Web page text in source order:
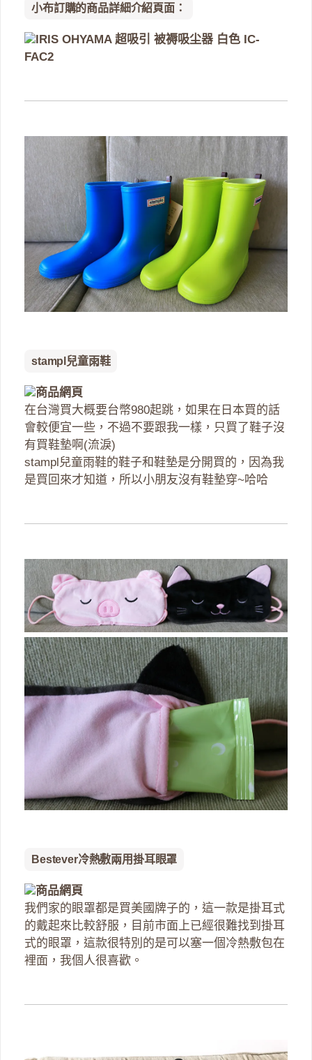
小布訂購的商品詳細介紹頁面：
IRIS OHYAMA 超吸引 被褥吸尘器 白色 IC-
FAC2
stampl兒童雨鞋
商品網頁
在台灣買大概要台幣980起跳，如果在日本買的話
會較便宜一些，不過不要跟我一樣，只買了鞋子沒
有買鞋墊啊(流淚)
stampl兒童雨鞋的鞋子和鞋墊是分開買的，因為我
是買回來才知道，所以小朋友沒有鞋墊穿~哈哈
Bestever冷熱敷兩用掛耳眼罩
商品網頁
我們家的眼罩都是買美國牌子的，這一款是掛耳式
的戴起來比較舒服，目前市面上已經很難找到掛耳
式的眼罩，這款很特別的是可以塞一個冷熱敷包在
裡面，我個人很喜歡。